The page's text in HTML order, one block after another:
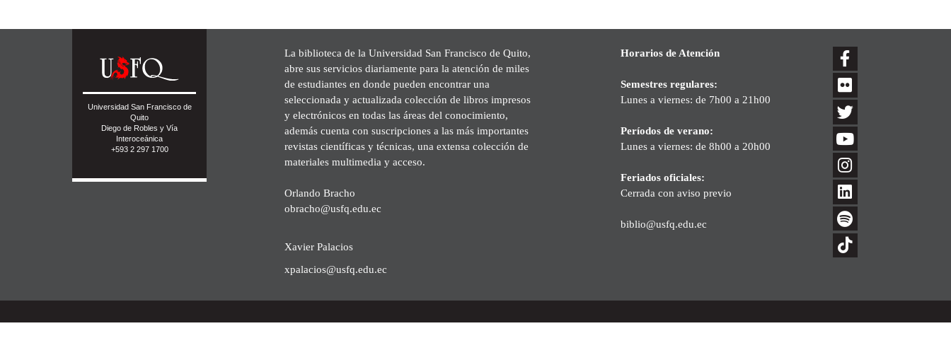
Universidad San Francisco de
Quito
Diego de Robles y Vía
Interoceánica
+593 2 297 1700
La biblioteca de la Universidad San Francisco de Quito,
abre sus servicios diariamente para la atención de miles
de estudiantes en donde pueden encontrar una
seleccionada y actualizada colección de libros impresos
y electrónicos en todas las áreas del conocimiento,
además cuenta con suscripciones a las más importantes
revistas científicas y técnicas, una extensa colección de
materiales multimedia y acceso.
Orlando Bracho
obracho@usfq.edu.ec
Xavier Palacios
xpalacios@usfq.edu.ec
Horarios de Atención
Semestres regulares:
Lunes a viernes: de 7h00 a 21h00
Períodos de verano:
Lunes a viernes: de 8h00 a 20h00
Feriados oficiales:
Cerrada con aviso previo
biblio@usfq.edu.ec